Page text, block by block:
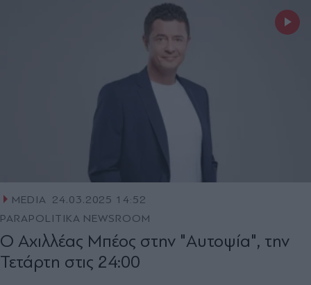
MEDIA
24.03.2025 14:52
PARAPOLITIKA NEWSROOM
Ο Αχιλλέας Μπέος στην "Αυτοψία", την
Τετάρτη στις 24:00